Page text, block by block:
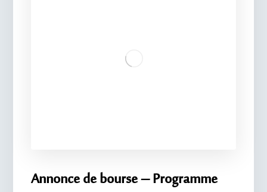
Annonce de bourse – Programme